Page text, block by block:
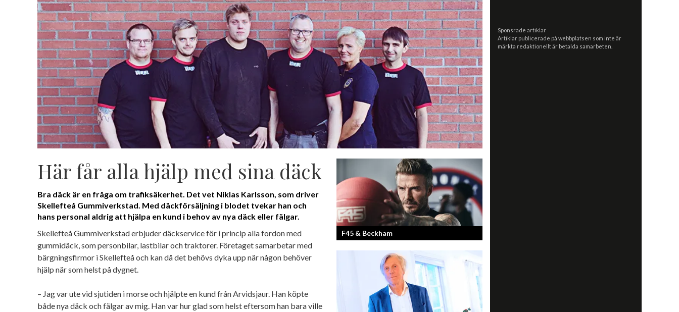
Här får alla hjälp med sina däck
Bra däck är en fråga om trafiksäkerhet. Det vet Niklas Karlsson, som driver
Skellefteå Gummiverkstad. Med däckförsäljning i blodet tvekar han och
hans personal aldrig att hjälpa en kund i behov av nya däck eller fälgar.
Skellefteå Gummiverkstad erbjuder däckservice för i princip alla fordon med
gummidäck, som personbilar, lastbilar och traktorer. Företaget samarbetar med
bärgningsfirmor i Skellefteå och kan då det behövs dyka upp när någon behöver
hjälp när som helst på dygnet.
– Jag var ute vid sjutiden i morse och hjälpte en kund från Arvidsjaur. Han köpte
både nya däck och fälgar av mig. Han var hur glad som helst eftersom han bara ville
F45 & Beckham
F45 Training med partners som bland annat
Mark Wahlberg och David Beckham i spetsen
har nått stora framgångar med sina
träningsstudios...
Sponsrade artiklar
Artiklar publicerade på webbplatsen som inte är
märkta redaktionellt är betalda samarbeten.